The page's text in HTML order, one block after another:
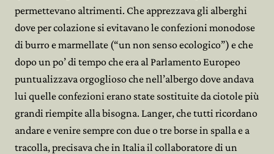
permettevano altrimenti. Che apprezzava gli alberghi
dove per colazione si evitavano le confezioni monodose
di burro e marmellate (“un non senso ecologico”) e che
dopo un po’ di tempo che era al Parlamento Europeo
puntualizzava orgoglioso che nell’albergo dove andava
lui quelle confezioni erano state sostituite da ciotole più
grandi riempite alla bisogna. Langer, che tutti ricordano
andare e venire sempre con due o tre borse in spalla e a
tracolla, precisava che in Italia il collaboratore di un